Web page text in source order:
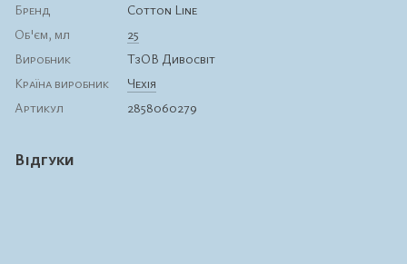
Бренд
Cotton Line
Об'єм, мл
25
Виробник
ТзОВ Дивосвіт
Країна виробник
Чехія
Артикул
2858060279
Відгуки